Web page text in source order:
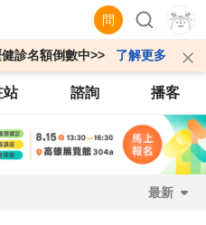
問
診名額倒數中>> 了解更多
站 諮詢 播客
最新